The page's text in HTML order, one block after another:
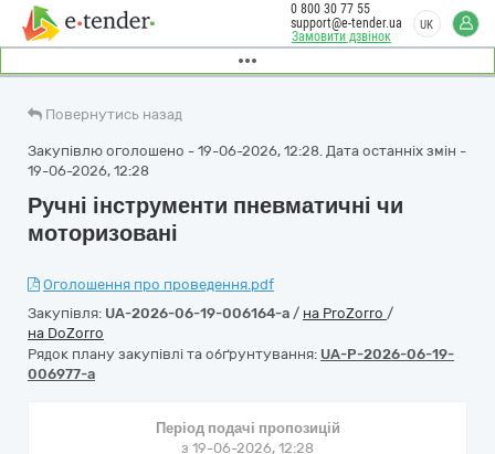
Замовити дзвінок
0 800 30 77 55
support@e-tender.ua
UK
Повернутись назад
Закупівлю оголошено - 19-06-2026, 12:28. Дата останніх змін -
19-06-2026, 12:28
Ручні інструменти пневматичні чи
моторизовані
Оголошення про проведення.pdf
Закупівля: UA-2026-06-19-006164-a / на ProZorro /
на DoZorro
Рядок плану закупівлі та обґрунтування: UA-P-2026-06-19-
006977-a
Період подачі пропозицій
з 19-06-2026, 12:28